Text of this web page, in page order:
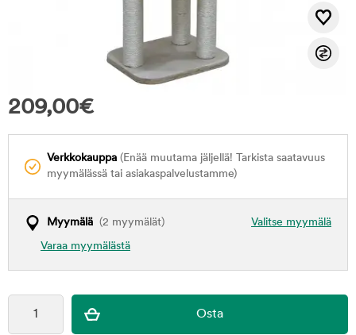
209,00€
Verkkokauppa (Enää muutama jäljellä! Tarkista saatavuus
myymälässä tai asiakaspalvelustamme)
Valitse myymälä
Myymälä (2 myymälät)
Varaa myymälästä